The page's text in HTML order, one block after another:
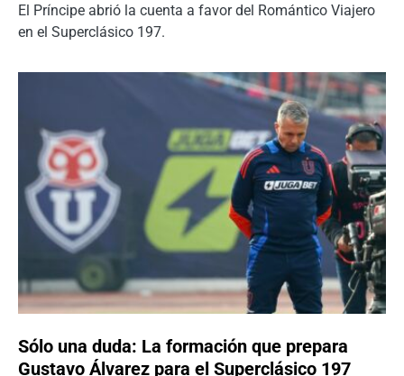
El Príncipe abrió la cuenta a favor del Romántico Viajero
en el Superclásico 197.
Sólo una duda: La formación que prepara
Gustavo Álvarez para el Superclásico 197